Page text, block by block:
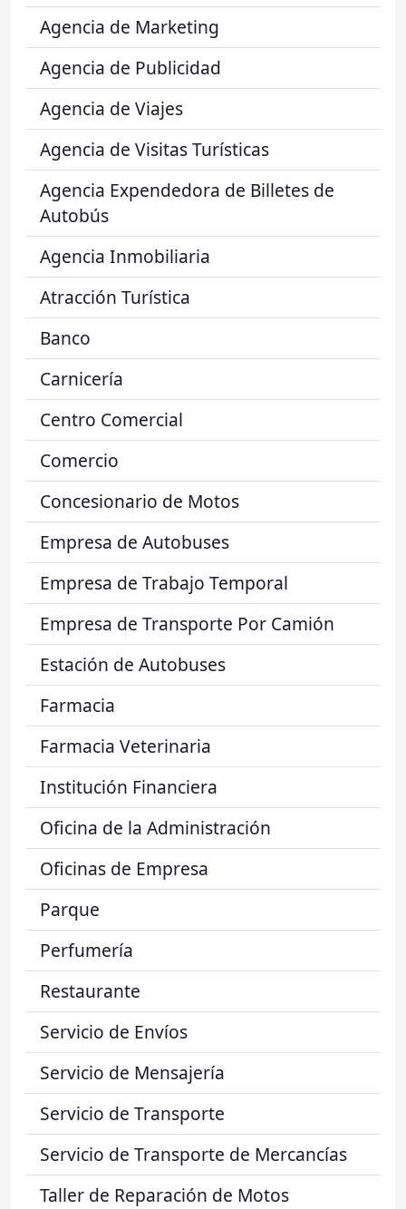
Agencia de Marketing
Agencia de Publicidad
Agencia de Viajes
Agencia de Visitas Turísticas
Agencia Expendedora de Billetes de
Autobús
Agencia Inmobiliaria
Atracción Turística
Banco
Carnicería
Centro Comercial
Comercio
Concesionario de Motos
Empresa de Autobuses
Empresa de Trabajo Temporal
Empresa de Transporte Por Camión
Estación de Autobuses
Farmacia
Farmacia Veterinaria
Institución Financiera
Oficina de la Administración
Oficinas de Empresa
Parque
Perfumería
Restaurante
Servicio de Envíos
Servicio de Mensajería
Servicio de Transporte
Servicio de Transporte de Mercancías
Taller de Reparación de Motos